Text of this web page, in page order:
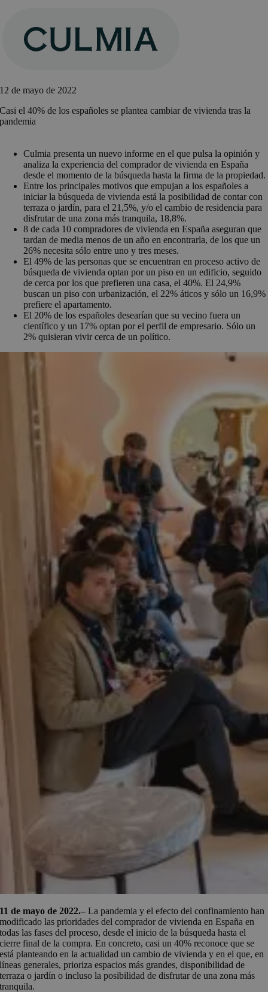
contenido
12 de mayo de 2022
Casi el 40% de los españoles se plantea cambiar de vivienda tras la
pandemia
Culmia presenta un nuevo informe en el que pulsa la opinión y
analiza la experiencia del comprador de vivienda en España
desde el momento de la búsqueda hasta la firma de la propiedad.
Entre los principales motivos que empujan a los españoles a
iniciar la búsqueda de vivienda está la posibilidad de contar con
terraza o jardín, para el 21,5%, y/o el cambio de residencia para
disfrutar de una zona más tranquila, 18,8%.
8 de cada 10 compradores de vivienda en España aseguran que
tardan de media menos de un año en encontrarla, de los que un
26% necesita sólo entre uno y tres meses.
El 49% de las personas que se encuentran en proceso activo de
búsqueda de vivienda optan por un piso en un edificio, seguido
de cerca por los que prefieren una casa, el 40%. El 24,9%
buscan un piso con urbanización, el 22% áticos y sólo un 16,9%
prefiere el apartamento.
El 20% de los españoles desearían que su vecino fuera un
científico y un 17% optan por el perfil de empresario. Sólo un
2% quisieran vivir cerca de un político.
11 de mayo de 2022.–La pandemia y el efecto del confinamiento han
modificado las prioridades del comprador de vivienda en España en
todas las fases del proceso, desde el inicio de la búsqueda hasta el
cierre final de la compra. En concreto, casi un 40% reconoce que se
está planteando en la actualidad un cambio de vivienda y en el que, en
líneas generales, prioriza espacios más grandes, disponibilidad de
terraza o jardín o incluso la posibilidad de disfrutar de una zona más
tranquila.